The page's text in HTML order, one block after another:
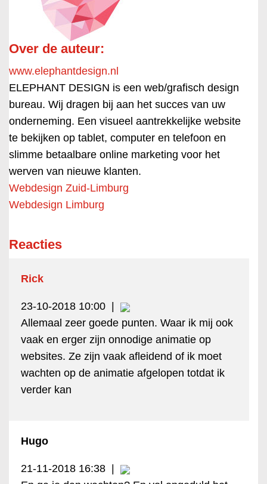
Over de auteur:
www.elephantdesign.nl
ELEPHANT DESIGN is een web/grafisch design
bureau. Wij dragen bij aan het succes van uw
onderneming. Een visueel aantrekkelijke website
te bekijken op tablet, computer en telefoon en
slimme betaalbare online marketing voor het
werven van nieuwe klanten.
Webdesign Zuid-Limburg
Webdesign Limburg
Reacties
Rick
23-10-2018 10:00
Allemaal zeer goede punten. Waar ik mij ook
vaak en erger zijn onnodige animatie op
websites. Ze zijn vaak afleidend of ik moet
wachten op de animatie afgelopen totdat ik
verder kan
Hugo
21-11-2018 16:38